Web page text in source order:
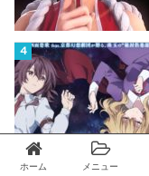
ホーム メニュー
Twitter